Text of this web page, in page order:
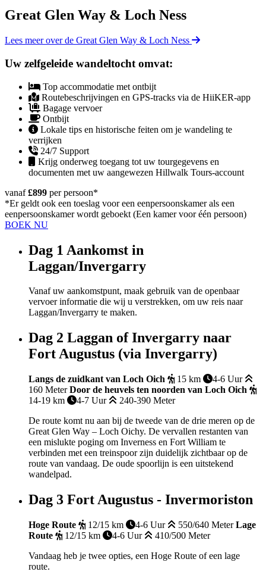
Great Glen Way & Loch Ness
Lees meer over de Great Glen Way & Loch Ness
Uw zelfgeleide wandeltocht omvat:
Top accommodatie met ontbijt
Routebeschrijvingen en GPS-tracks via de HiiKER-app
Bagage vervoer
Ontbijt
Lokale tips en historische feiten om je wandeling te
verrijken
24/7 Support
Krijg onderweg toegang tot uw tourgegevens en
documenten met uw aangewezen Hillwalk Tours-account
vanaf£899 per persoon*
*Er geldt ook een toeslag voor een eenpersoonskamer als een
eenpersoonskamer wordt geboekt (Een kamer voor één persoon)
BOEK NU
Dag 1 Aankomst in
Laggan/Invergarry
Vanaf uw aankomstpunt, maak gebruik van de openbaar
vervoer informatie die wij u verstrekken, om uw reis naar
Laggan/Invergarry te maken.
Dag 2 Laggan of Invergarry naar
Fort Augustus (via Invergarry)
Langs de zuidkant van Loch Oich 15 km
4-6 Uur
160 Meter Door de heuvels ten noorden van Loch Oich
14-19 km
4-7 Uur
240-390 Meter
De route komt nu aan bij de tweede van de drie meren op de
Great Glen Way – Loch Oichy. De vervallen restanten van
een mislukte poging om Inverness en Fort William te
verbinden met een treinspoor zijn duidelijk zichtbaar op de
route van vandaag. De oude spoorlijn is een uitstekend
wandelpad.
Dag 3 Fort Augustus - Invermoriston
Hoge Route 12/15 km 4-6 Uur 550/640 Meter Lage
Route
12/15 km 4-6 Uur
410/500 Meter
Vandaag heb je twee opties, een Hoge Route of een lage
route.